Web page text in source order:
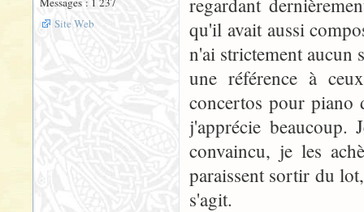
Site Web
qu'il avait aussi
n'ai strictement aucun
une référence à
concertos pour piano
j'apprécie beaucoup.
convaincu, je les
paraissent sortir du
s'agit.